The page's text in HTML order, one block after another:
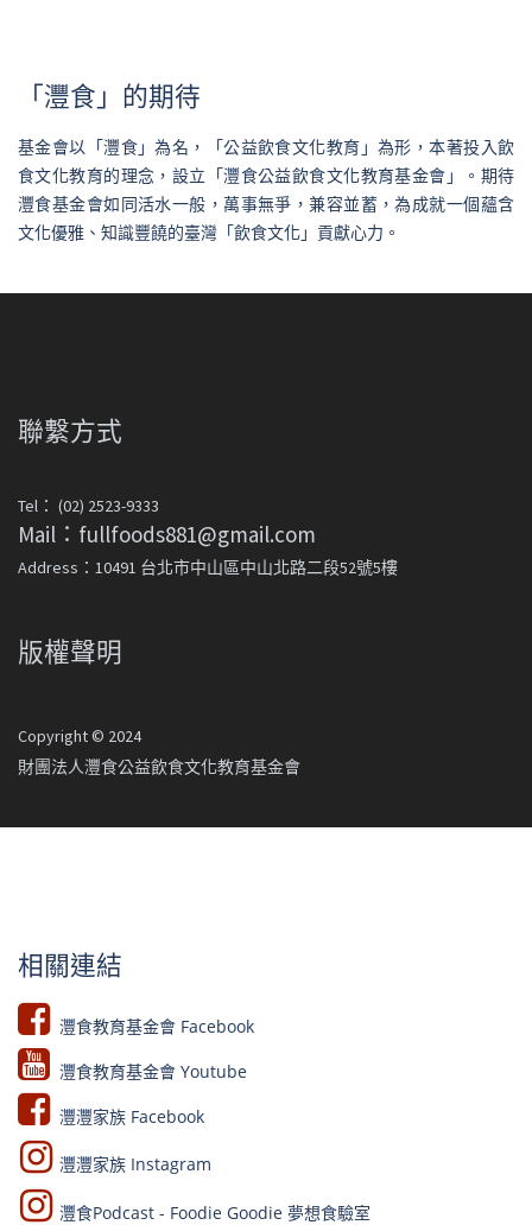
「灃食」的期待
基金會以「灃食」為名，「公益飲食文化教育」為形，本著投入飲
食文化教育的理念，設立「灃食公益飲食文化教育基金會」。期待
灃食基金會如同活水一般，萬事無爭，兼容並蓄，為成就一個蘊含
文化優雅、知識豐饒的臺灣「飲食文化」貢獻心力。
聯繫方式
Tel： (02) 2523-9333
Mail：fullfoods881@gmail.com
Address：10491 台北市中山區中山北路二段52號5樓
版權聲明
Copyright © 2024
財團法人灃食公益飲食文化教育基金會
相關連結
灃食教育基金會 Facebook​
灃食教育基金會 Youtube​​
灃灃家族 Facebook
灃灃家族 Instagram
灃食Podcast - Foodie Goodie 夢想食驗室​